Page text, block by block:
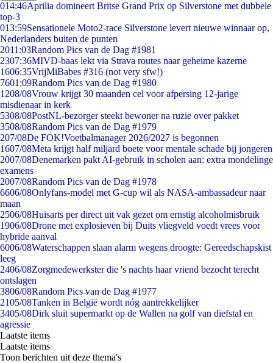
014:46Aprilia domineert Britse Grand Prix op Silverstone met dubbele
top-3
013:59Sensationele Moto2-race Silverstone levert nieuwe winnaar op,
Nederlanders buiten de punten
2011:03Random Pics van de Dag #1981
2307:36MIVD-baas lekt via Strava routes naar geheime kazerne
1606:35VrijMiBabes #316 (not very sfw!)
7601:09Random Pics van de Dag #1980
1208/08Vrouw krijgt 30 maanden cel voor afpersing 12-jarige
misdienaar in kerk
5308/08PostNL-bezorger steekt bewoner na ruzie over pakket
3508/08Random Pics van de Dag #1979
207/08De FOK!Voetbalmanager 2026/2027 is begonnen
1607/08Meta krijgt half miljard boete voor mentale schade bij jongeren
2007/08Denemarken pakt AI-gebruik in scholen aan: extra mondelinge
examens
2007/08Random Pics van de Dag #1978
6606/08Onlyfans-model met G-cup wil als NASA-ambassadeur naar
maan
2506/08Huisarts per direct uit vak gezet om ernstig alcoholmisbruik
1906/08Drone met explosieven bij Duits vliegveld voedt vrees voor
hybride aanval
6006/08Waterschappen slaan alarm wegens droogte: Gereedschapskist
leeg
2406/08Zorgmedewerkster die 's nachts haar vriend bezocht terecht
ontslagen
3806/08Random Pics van de Dag #1977
2105/08Tanken in België wordt nóg aantrekkelijker
3405/08Dirk sluit supermarkt op de Wallen na golf van diefstal en
agressie
Laatste items
Laatste items
Toon berichten uit deze thema's